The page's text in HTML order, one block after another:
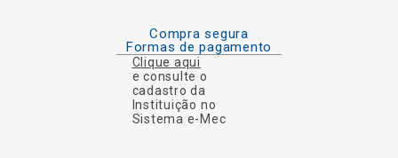
Compra segura
Formas de pagamento
Clique aqui
e consulte o
cadastro da
Instituição no
Sistema e-Mec